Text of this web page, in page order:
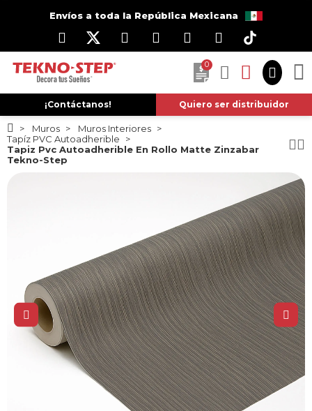
Envíos a toda la República Mexicana
0
¡Contáctanos! Quiero ser distribuidor
Muros
Muros Interiores
Tapíz PVC Autoadherible
Tapiz Pvc Autoadherible En Rollo Matte Zinzabar
Tekno-Step